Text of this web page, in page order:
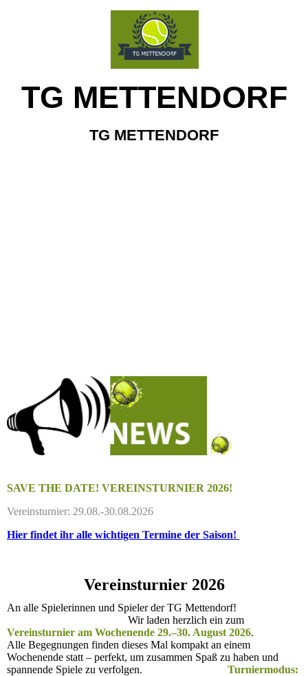
TG METTENDORF
TG METTENDORF
SAVE THE DATE! VEREINSTURNIER 2026!
Vereinsturnier: 29.08.-30.08.2026
Hier findet ihr alle wichtigen Termine der Saison!
Vereinsturnier 2026
An alle Spielerinnen und Spieler der TG Mettendorf!
Wir laden herzlich ein zum
Vereinsturnier am Wochenende 29.–30. August 2026.
Alle Begegnungen finden dieses Mal kompakt an einem
Wochenende statt – perfekt, um zusammen Spaß zu haben und
spannende Spiele zu verfolgen. Turniermodus: